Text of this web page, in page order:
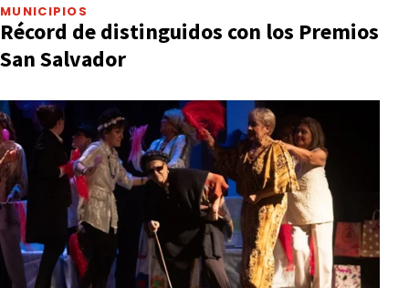
MUNICIPIOS
Récord de distinguidos con los Premios
San Salvador